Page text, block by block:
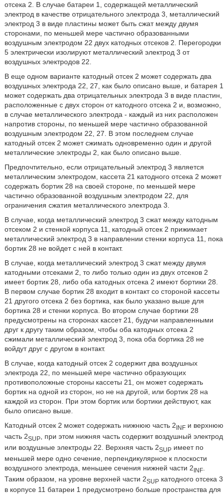
отсека 2. В случае батареи 1, содержащей металлический
электрод в качестве отрицательного электрода 3, металлический
электрод 3 в виде пластины может быть сжат между двумя
сторонами, по меньшей мере частично образованными
воздушным электродом 22 двух катодных отсеков 2. Перегородки
5 электрически изолируют металлический электрод 3 от
воздушных электродов 22.
В еще одном варианте катодный отсек 2 может содержать два
воздушных электрода 22, 27, как было описано выше, и батарея 1
может содержать два отрицательных электрода 3 в виде пластин,
расположенные с двух сторон от катодного отсека 2 и, возможно,
в случае металлического электрода - каждый из них расположен
напротив стороны, по меньшей мере частично образованной
воздушным электродом 22, 27. В этом последнем случае
катодный отсек 2 может сжимать одновременно один и другой
металлические электроды 2, как было описано выше.
Предпочтительно, если отрицательный электрод 3 является
металлическим электродом, кассета 21 катодного отсека 2 может
содержать бортик 28 на своей стороне, по меньшей мере
частично образованной воздушным электродом 22, для
ограничения сжатия металлического электрода 3.
В случае, когда металлический электрод 3 сжат между катодным
отсеком 2 и стенкой корпуса 11, катодный отсек 2 прижимает
металлический электрод 3 в направлении стенки корпуса 11, пока
бортик 28 не войдет с ней в контакт.
В случае, когда металлический электрод 3 сжат между двумя
катодными отсеками 2, то либо только один из двух отсеков 2
имеет бортик 28, либо оба катодных отсека 2 имеют бортики 28.
В первом случае бортик 28 входит в контакт со стороной кассеты
21 другого отсека 2 без бортика, как было указано выше для
бортика 28 и стенки корпуса. Во втором случае бортики 28
предусмотрены на сторонах кассет 21, будучи направленными
друг к другу таким образом, чтобы оба катодных отсека 2
сжимали металлический электрод 3, пока оба бортика 28 не
войдут друг с другом в контакт.
В случае, когда катодный отсек 2 содержит два воздушных
электрода 22, по меньшей мере частично образующих
противоположные стороны кассеты 21, он может содержать
бортик на одной из сторон, но не на другой, или бортик 28 на
каждой из сторон. При этом бортик или бортики действуют, как
было описано выше.
Катодный отсек 2 может содержать нижнюю часть 2 INFи верхнюю
часть 2SUP, при этом нижняя часть содержит воздушный электрод
или воздушные электроды 22. Верхняя часть 2SUPимеет по
меньшей мере одно сечение, перпендикулярное к плоскости
воздушного электрода, меньшее сечения нижней части 2INF.
Таким образом, на уровне верхней части 2SUPкатодного отсека 3
в корпусе 11 батареи 1 предусмотрено больше пространства для